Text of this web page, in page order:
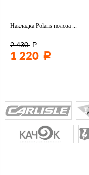
Накладка Polaris полоза ...
2 430 Р
1 220 Р